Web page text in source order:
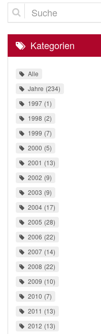
Suche
Kategorien
Alle
Jahre 234
1997 1
1998 2
1999 7
2000 5
2001
13
2002 9
2003 9
2004 17
2005 28
2006 22
2007 14
2008 22
2009 10
2010 7
2011
13
2012 13